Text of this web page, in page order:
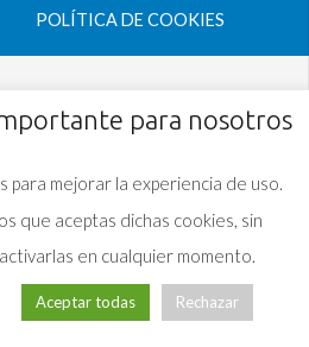
POLÍTICA DE COOKIES
para nosotros
para mejorar la experiencia de uso.
que aceptas dichas cookies, sin
en cualquier momento.
Aceptar todas Rechazar